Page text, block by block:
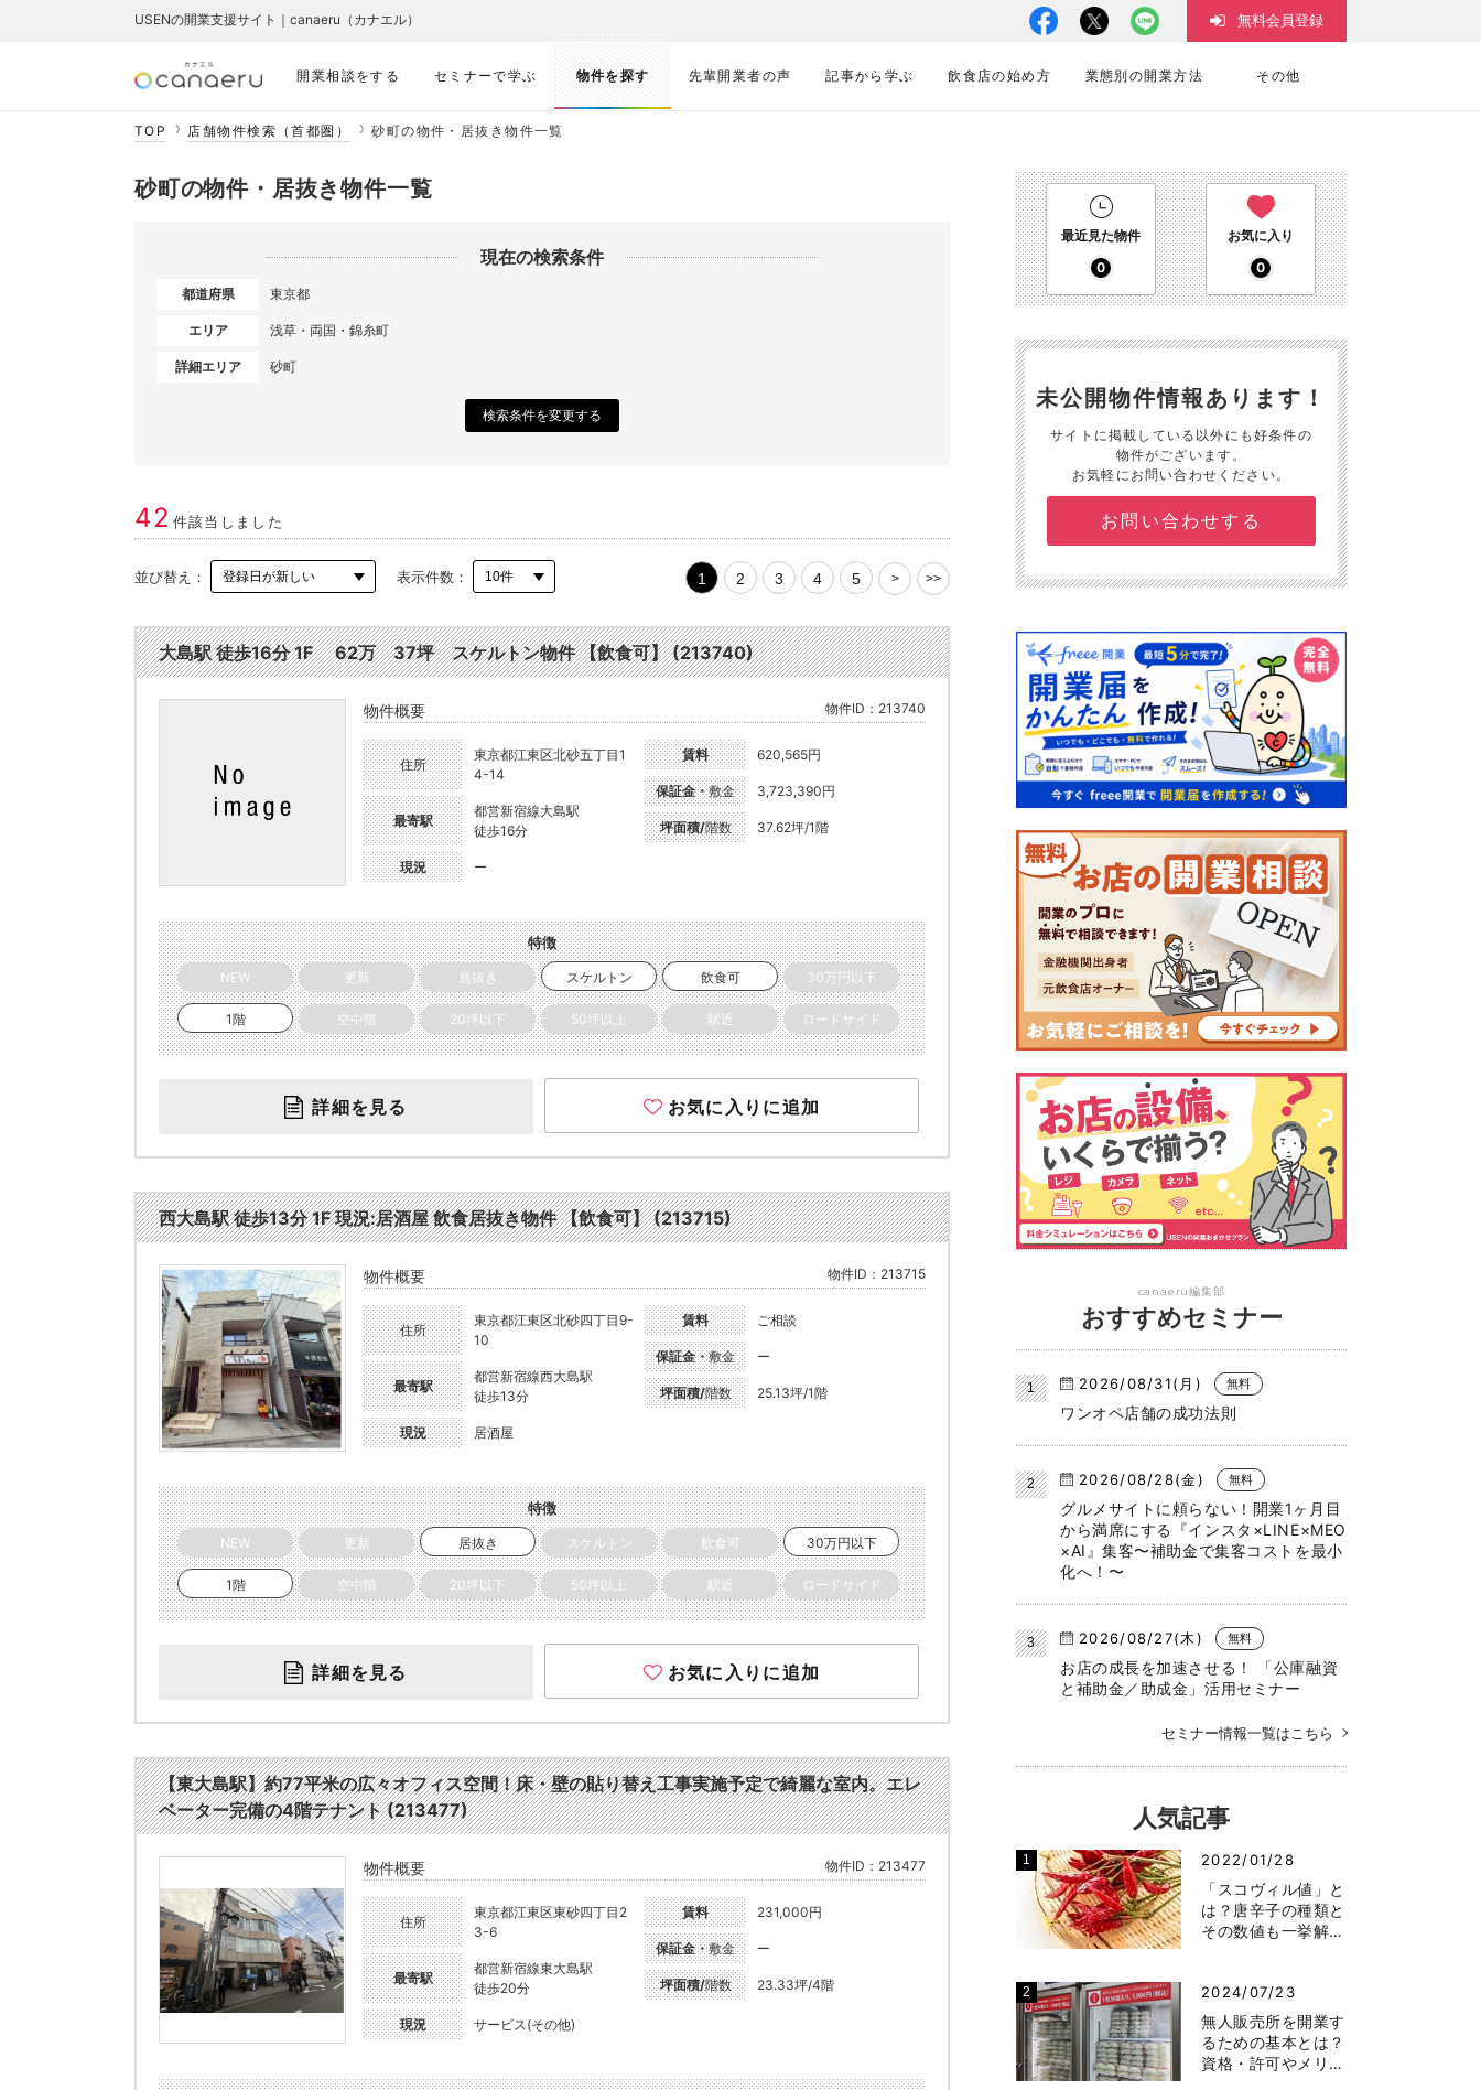
開業相談をする セミナーで学ぶ 物件を探す 先輩開業者の声 記事から学ぶ 飲食店の始め方 業態別の開業方法 その他
USENの開業支援サイト｜canaeru（カナエル） 無料会員登録
TOP 店舗物件検索（首都圏） 砂町の物件・居抜き物件一覧
砂町の物件・居抜き物件一覧
現在の検索条件
都道府県 東京都
エリア 浅草・両国・錦糸町
詳細エリア 砂町
検索条件を変更する
42 件該当しました
並び替え： 表示件数： 1 2 3 4 5 > >>
大島駅 徒歩16分 1F 62万 37坪 スケルトン物件 【飲食可】 (213740)
物件概要 物件ID：213740
住所
東京都江東区北砂五丁目1
4-14
最寄駅
都営新宿線大島駅
徒歩16分
現況 ー
賃料 620,565円
保証金・敷金 3,723,390円
坪面積/階数 37.62坪/1階
特徴
NEW 更新 居抜き スケルトン 飲食可 30万円以下
1階 空中階 20坪以下 50坪以上 駅近 ロードサイド
詳細を見る お気に入りに追加
西大島駅 徒歩13分 1F 現況:居酒屋 飲食居抜き物件 【飲食可】 (213715)
物件概要 物件ID：213715
住所
東京都江東区北砂四丁目9-
10
最寄駅
都営新宿線西大島駅
徒歩13分
現況 居酒屋
賃料 ご相談
保証金・敷金 ー
坪面積/階数 25.13坪/1階
特徴
NEW 更新 居抜き スケルトン 飲食可 30万円以下
1階 空中階 20坪以下 50坪以上 駅近 ロードサイド
詳細を見る お気に入りに追加
【東大島駅】約77平米の広々オフィス空間！床・壁の貼り替え工事実施予定で綺麗な室内。エレ
ベーター完備の4階テナント (213477)
物件概要 物件ID：213477
住所
東京都江東区東砂四丁目2
3-6
最寄駅
都営新宿線東大島駅
徒歩20分
現況 サービス(その他)
賃料 231,000円
保証金・敷金 ー
坪面積/階数 23.33坪/4階
最近見た物件
0
お気に入り
0
未公開物件情報あります！
サイトに掲載している以外にも好条件の
物件がございます。
お気軽にお問い合わせください。
お問い合わせする
canaeru編集部
おすすめセミナー
2026/08/31(月) 無料
ワンオペ店舗の成功法則
2026/08/28(金) 無料
グルメサイトに頼らない！開業1ヶ月目
から満席にする『インスタ×LINE×MEO
×AI』集客〜補助金で集客コストを最小
化へ！〜
2026/08/27(木) 無料
お店の成長を加速させる！ 「公庫融資
と補助金／助成金」活用セミナー
セミナー情報一覧はこちら
人気記事
2022/01/28
「スコヴィル値」と
は？唐辛子の種類と
その数値も一挙解…
2024/07/23
無人販売所を開業す
るための基本とは？
資格・許可やメリ…